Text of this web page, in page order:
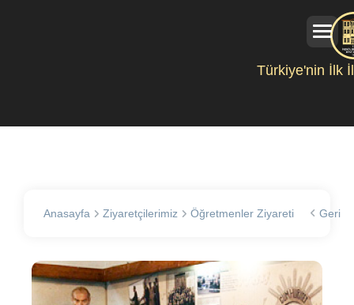
Türkiye'nin İlk
Anasayfa Ziyaretçilerimiz Öğretmenler Ziyareti Geri